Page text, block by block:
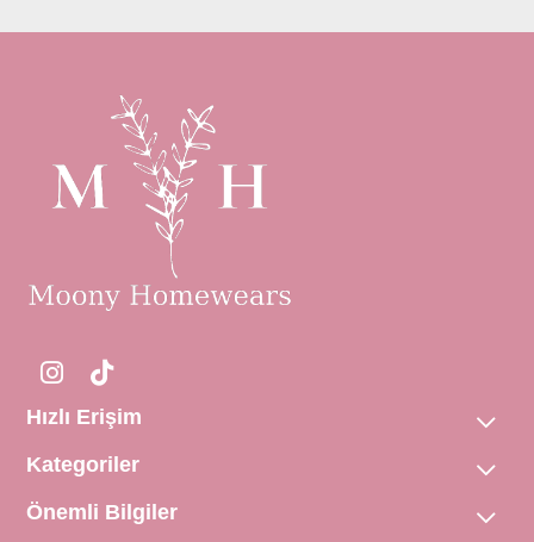
Hızlı Erişim
Kategoriler
Önemli Bilgiler